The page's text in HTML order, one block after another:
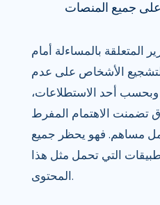
المتعلقة بالمساءلة أمام
الأشخاص على عدم
وبحسب أحد الاستطلاعات،
تضمنت الاهتمام المفرط
مساهم. فهو يحظر جميع
التي تحمل مثل هذا
المحتوى.